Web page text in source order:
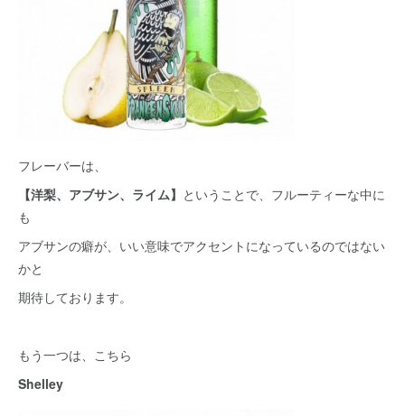
フレーバーは、
【洋梨、アブサン、ライム】 ということで、フルーティーな中に
も
アブサンの癖が、いい意味でアクセントになっているのではない
かと
期待しております。
もう一つは、こちら
Shelley